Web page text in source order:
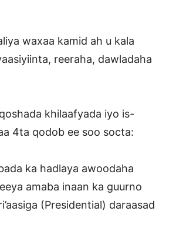
waxaa kamid ah u kala
reeraha, dawladaha
khilaafyada iyo is-
4ta qodob ee soo socta:
ka hadlaya awoodaha
amaba inaan ka guurno
(Presidential) daraasad